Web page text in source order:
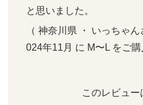
と思いました。
（ 神奈川県 ・ いっちゃ
024年11月 に M〜L をご購
このレビュ